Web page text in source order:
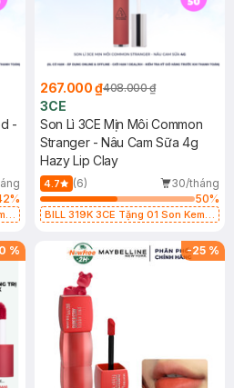
-
%
267.000 ₫408.000 ₫
3CE
Son Lì 3CE Mịn Môi Common
Stranger - Nâu Cam Sữa 4g
Hazy Lip Clay
4.7 (6)
30/tháng
50%
BILL 319K 3CE Tặng 01 Son Kem
1.5g (SL có hạn)
% -25 %